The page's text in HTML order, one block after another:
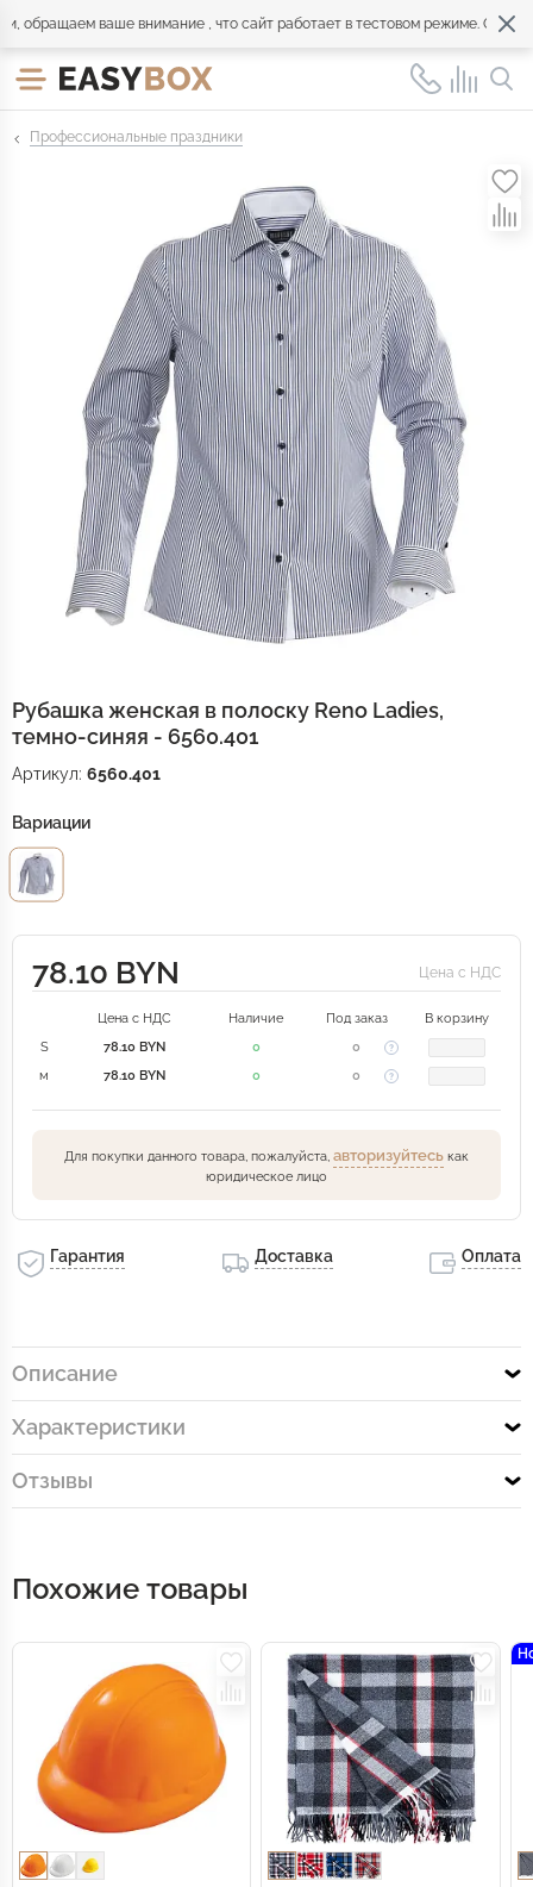
ваше внимание , что сайт работает в тестовом режиме.
Профессиональные праздники
Рубашка женская в полоску Reno Ladies,
темно-синяя - 6560.401
Артикул: 6560.401
Вариации
78.10 BYN Цена с НДС
Цена с НДС Наличие Под заказ
В корзину
S
78.10 BYN 0
0
м
78.10 BYN 0 0
Для покупки данного товара, пожалуйста, авторизуйтесь как
юридическое лицо
Гарантия Доставка Оплата
Описание
Характеристики
Отзывы
Похожие товары